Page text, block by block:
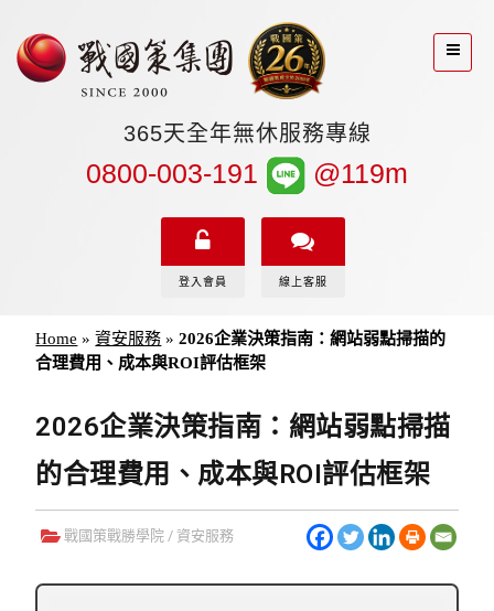
365天全年無休服務專線
0800-003-191 @119m
登入會員 線上客服
Home »資安服務 »2026企業決策指南：網站弱點掃描的
合理費用、成本與ROI評估框架
2026企業決策指南：網站弱點掃描
的合理費用、成本與ROI評估框架
戰國策戰勝學院 /資安服務